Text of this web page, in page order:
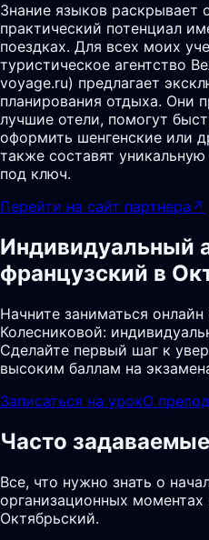
Знание языков раскрывает
практический потенциал
поездках. Для всех моих
туристическое агентство
voyage.ru) предлагает
планирования отдыха. Они
лучшие отели, помогут
оформить шенгенские или
также составят
под ключ.
Перейти на сайт партнера ↗
Индивидуальный
французский в
Начните заниматься
Колесниковой:
Сделайте первый шаг к
высоким баллам на
Записаться на урокО
Часто
Все, что нужно знать о
организационных моментах
Октябрьский.